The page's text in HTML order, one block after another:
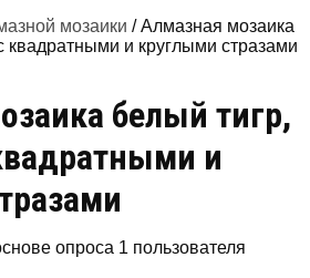
мозаики / Алмазная мозаика
квадратными и круглыми стразами
белый тигр,
и
опроса 1 пользователя